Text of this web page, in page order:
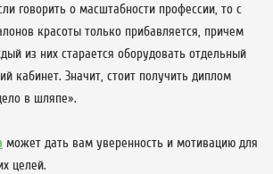
говорить о масштабности профессии, то с
красоты только прибавляется, причем
из них старается оборудовать отдельный
кабинет. Значит, стоит получить диплом
в шляпе».
может дать вам уверенность и мотивацию для
целей.